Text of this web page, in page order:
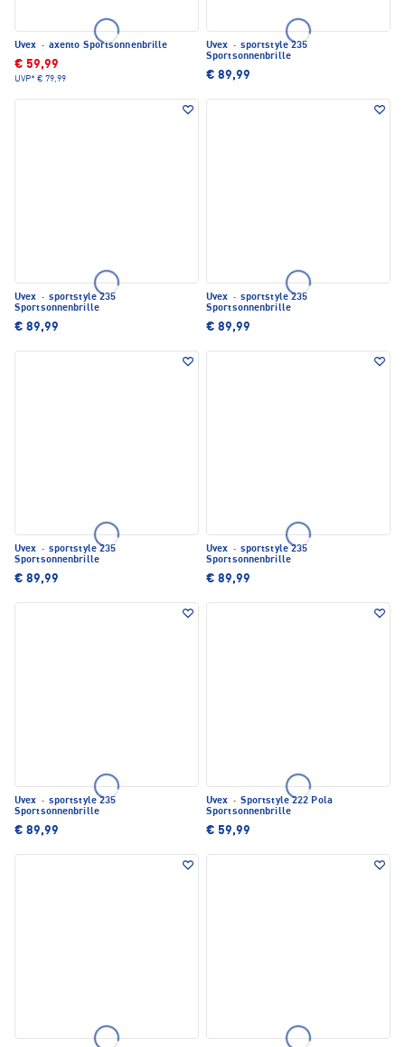
Uvex · axento Sportsonnenbrille
€ 59,99
UVP* € 79,99
Uvex · sportstyle 235
Sportsonnenbrille
€ 89,99
Uvex · sportstyle 235
Sportsonnenbrille
€ 89,99
Uvex · sportstyle 235
Sportsonnenbrille
€ 89,99
Uvex · sportstyle 235
Sportsonnenbrille
€ 89,99
Uvex · sportstyle 235
Sportsonnenbrille
€ 89,99
Uvex · sportstyle 235
Sportsonnenbrille
€ 89,99
Uvex · Sportstyle 222 Pola
Sportsonnenbrille
€ 59,99